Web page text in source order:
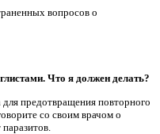
вопросов о
Что я должен делать?
для предотвращения повторного
со своим врачом о